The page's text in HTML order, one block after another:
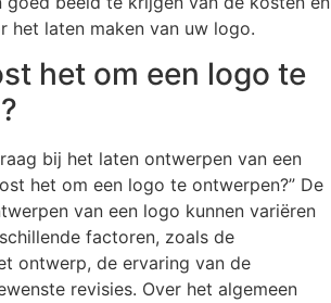
het laten maken van uw logo.
het om een logo te
bij het laten ontwerpen van een
het om een logo te ontwerpen?” De
van een logo kunnen variëren
factoren, zoals de
ontwerp, de ervaring van de
revisies. Over het algemeen